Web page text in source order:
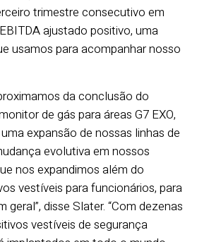
trimestre consecutivo em
ajustado positivo, uma
usamos para acompanhar nosso
da conclusão do
de gás para áreas G7 EXO,
expansão de nossas linhas de
evolutiva em nossos
nos expandimos além do
vestíveis para funcionários, para
disse Slater. “Com dezenas
vestíveis de segurança